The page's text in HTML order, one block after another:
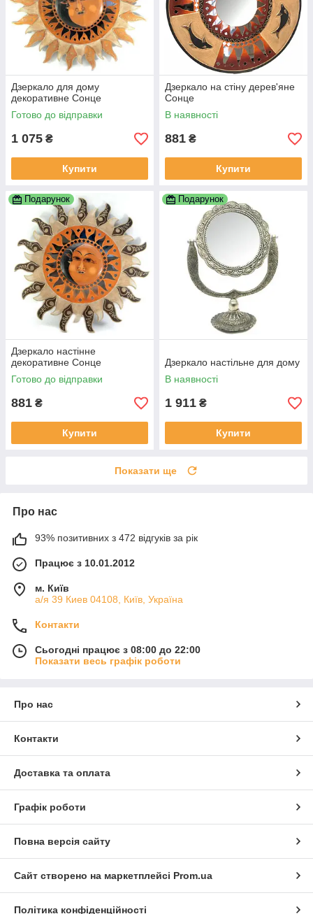
Дзеркало для дому
декоративне Сонце
Готово до відправки
1 075 ₴
Купити
Дзеркало на стіну дерев'яне
Сонце
В наявності
881 ₴
Купити
Подарунок
Дзеркало настінне
декоративне Сонце
Готово до відправки
881 ₴
Купити
Подарунок
Дзеркало настільне для дому
В наявності
1 911 ₴
Купити
Показати ще
Про нас
93% позитивних з 472 відгуків за рік
Працює з 10.01.2012
м. Київ
а/я 39 Киев 04108, Київ, Україна
Контакти
Сьогодні працює з 08:00 до 22:00
Показати весь графік роботи
Про нас
Контакти
Доставка та оплата
Графік роботи
Повна версія сайту
Сайт створено на маркетплейсі Prom.ua
Політика конфіденційності